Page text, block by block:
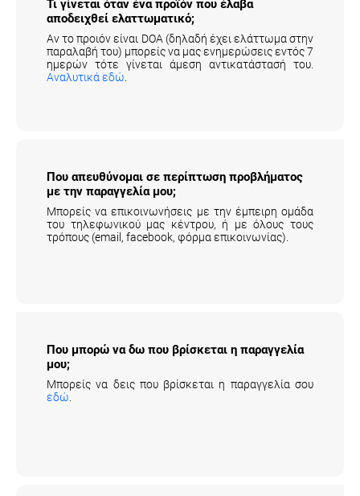
Τι γίνεται όταν ένα προϊόν που έλαβα
αποδειχθεί ελαττωματικό;
Αν το προιόν είναι DOA (δηλαδή έχει ελάττωμα στην
παραλαβή του) μπορείς να μας ενημερώσεις εντός 7
ημερών τότε γίνεται άμεση αντικατάστασή του.
Αναλυτικά εδώ
Που απευθύνομαι σε περίπτωση προβλήματος
με την παραγγελία μου;
Μπορείς να επικοινωνήσεις με την έμπειρη ομάδα
του τηλεφωνικού μας κέντρου, ή με όλους τους
τρόπους (email, facebook, φόρμα επικοινωνίας).
Που μπορώ να δω που βρίσκεται η
παραγγελία μου;
Μπορείς να δεις που βρίσκεται η παραγγελία σου
εδώ